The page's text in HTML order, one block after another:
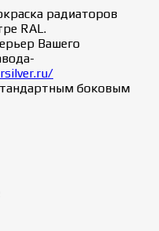
радиаторов
RAL.
Вашего
боковым